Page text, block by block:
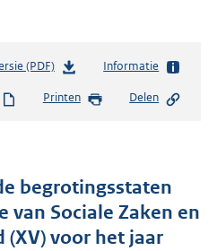
(PDF)b
s
s
g
r
Informatie
Printen Delen
begrotingsstaten
van Sociale Zaken en
voor het jaar